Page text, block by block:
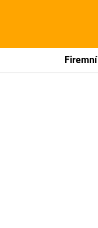
Firemní